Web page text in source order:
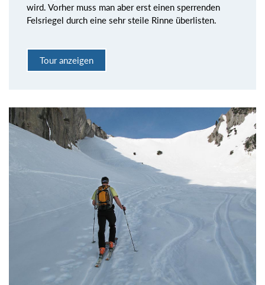
wird. Vorher muss man aber erst einen sperrenden
Felsriegel durch eine sehr steile Rinne überlisten.
Tour anzeigen